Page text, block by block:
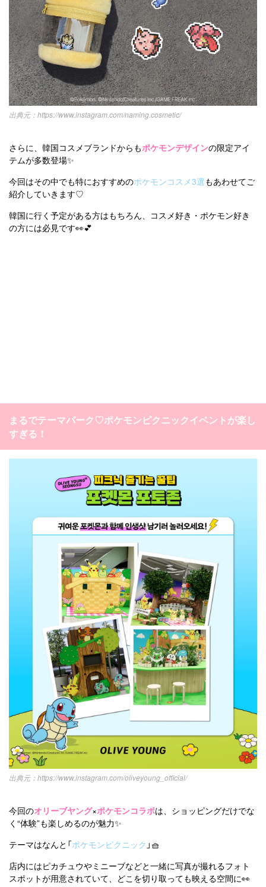
https://www.instagram.com/naming.cosmetic/
さらに、韓国コスメブランドからもポケモンデザインの限定アイ
テムが多数登場✨
今回はその中でも特におすすめのポケモンコスメ3選もあわせてご
紹介していきます♡
韓国に行く予定がある方はもちろん、コスメ好き・ポケモン好き
の方には必見です👀💕
まるでテーマパーク♡ポケモンピクニックイベントが楽し
すぎる！
https://www.instagram.com/oliveyoung_official/
今回のオリーブヤング×ポケモンコラボは、ショッピングだけでな
く“体験”も楽しめるのが魅力✨
テーマはなんと「ポケモンピクニック 」🧺
店内にはピカチュウやミニーブなどと一緒に写真が撮れるフォト
スポットが用意されていて、どこを切り取っても映える空間に👀